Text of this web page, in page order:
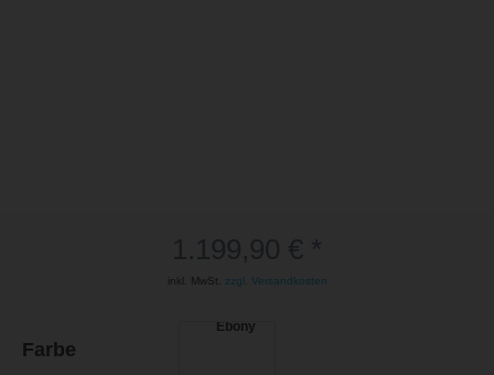
inkl. MwSt. zzgl. Versandkosten
Farbe